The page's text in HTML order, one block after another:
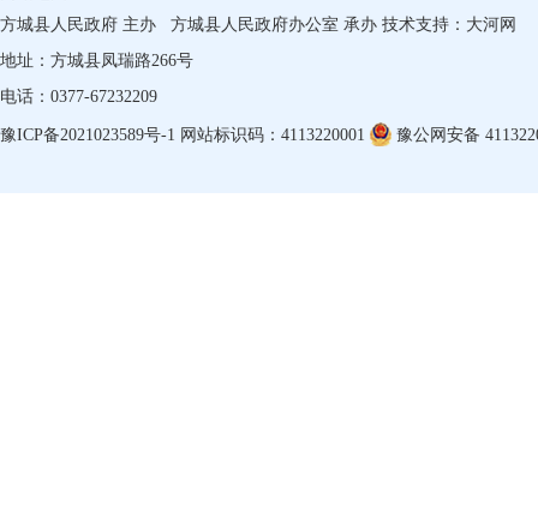
方城县人民政府 主办
方城县人民政府办公室 承办 技术支持： 大河网
地址：方城县凤瑞路266号
电话：0377-67232209
豫ICP备2021023589号-1 网站标识码：4113220001 豫公网安备